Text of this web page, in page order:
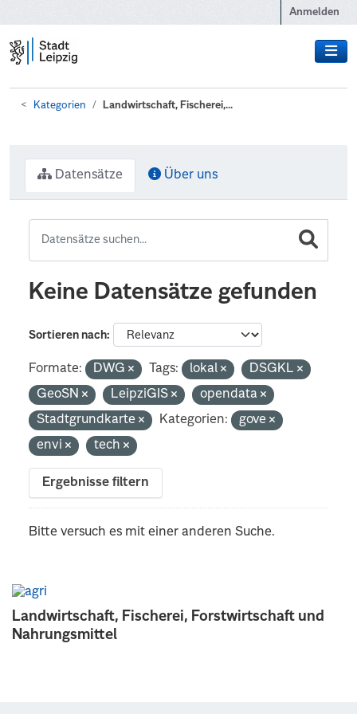
Anmelden
Kategorien Landwirtschaft, Fischerei,...
Landwirtschaft, Fischerei, Forstwirtschaft und
Nahrungsmittel
Datensätze Über uns
Keine Datensätze gefunden
Sortieren nach
Formate: DWG Tags: lokal
DSGKL
GeoSN
LeipziGIS
opendata
Stadtgrundkarte
Kategorien:
gove
envi
tech
Ergebnisse filtern
Bitte versuch es mit einer anderen Suche.